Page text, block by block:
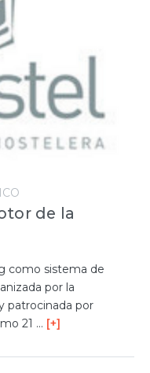
de la
como sistema de
por la
patrocinada por
21 … [+]